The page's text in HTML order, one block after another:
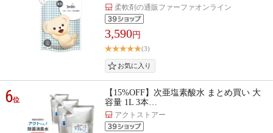
柔軟剤の通販ファーファオンライン
3,590円
(3)
6位
【15%OFF】次亜塩素酸水 まとめ買い 大
容量 1L 3本…
アクトストアー